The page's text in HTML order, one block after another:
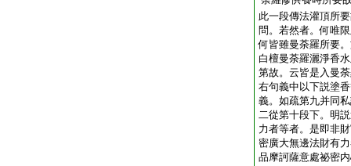
此一段傳法灌頂所
問。若然者。何唯
何皆雖曼荼羅所要
白檀曼荼羅灑淨香
第故。云皆是入曼
右句義中以下説塗
義。如疏第九并同
二從第十段下。明
力者等者。是即非
密廣大無邊法財有
品摩訶薩意處祕密